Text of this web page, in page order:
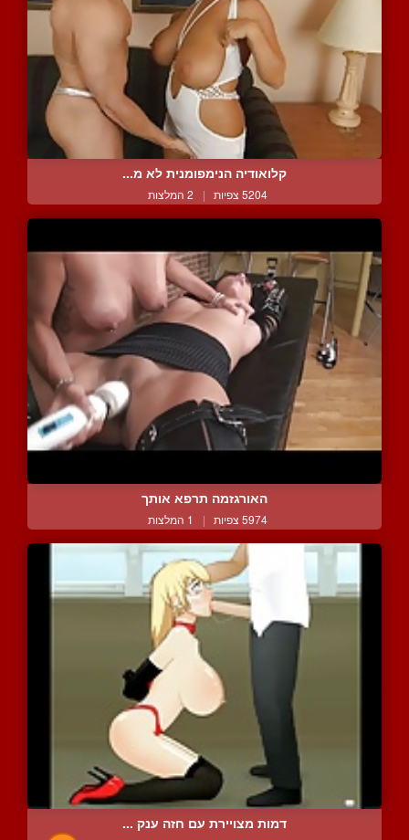
קלואודיה הנימפומנית לא מ...
5204 צפיות | 2 המלצות
האורגזמה תרפא אותך
5974 צפיות | 1 המלצות
דמות מצויירת עם חזה ענק ...